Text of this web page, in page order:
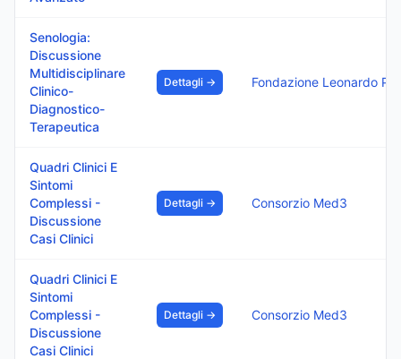
Senologia:
Discussione
Multidisciplinare
Clinico-
Diagnostico-
Terapeutica
Dettagli →
Quadri Clinici E
Sintomi
Complessi -
Discussione
Casi Clinici
Dettagli → Consorzio Med3
Quadri Clinici E
Sintomi
Complessi -
Discussione
Casi Clinici
Dettagli → Consorzio Med3